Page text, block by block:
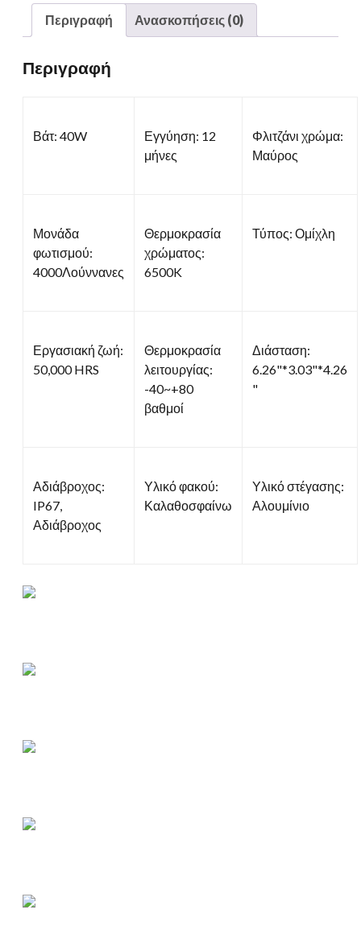
Περιγραφή Ανασκοπήσεις (0)
Περιγραφή
Βάτ: 40W
Εγγύηση: 12
μήνες
Φλιτζάνι χρώμα:
Μαύρος
Μονάδα
φωτισμού:
4000Λούννανες
Θερμοκρασία
χρώματος:
6500K
Τύπος: Ομίχλη
Εργασιακή ζωή:
50,000 HRS
Θερμοκρασία
λειτουργίας:
-40~+80
βαθμοί
Διάσταση:
6.26"*3.03"*4.26
"
Αδιάβροχος:
IP67,
Αδιάβροχος
Υλικό φακού:
Καλαθοσφαίνω
Υλικό στέγασης:
Αλουμίνιο